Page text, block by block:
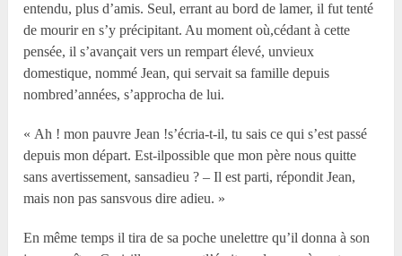
entendu, plus d’amis. Seul, errant au bord de lamer, il fut tenté
de mourir en s’y précipitant. Au moment où,cédant à cette
pensée, il s’avançait vers un rempart élevé, unvieux
domestique, nommé Jean, qui servait sa famille depuis
nombred’années, s’approcha de lui.
« Ah ! mon pauvre Jean !s’écria-t-il, tu sais ce qui s’est passé
depuis mon départ. Est-ilpossible que mon père nous quitte
sans avertissement, sansadieu ? – Il est parti, répondit Jean,
mais non pas sansvous dire adieu. »
En même temps il tira de sa poche unelettre qu’il donna à son